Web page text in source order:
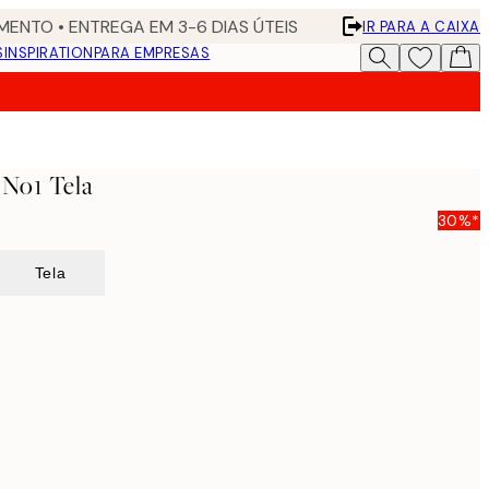
• ENTREGA EM 3-6 DIAS ÚTEIS
IR PARA A CAIXA
INSPIRATIONPARA EMPRESAS
Tela
30%*
Tela